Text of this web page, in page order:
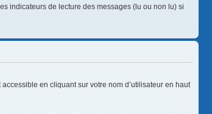
indicateurs de lecture des messages (lu ou non lu) si
en cliquant sur votre nom d’utilisateur en haut